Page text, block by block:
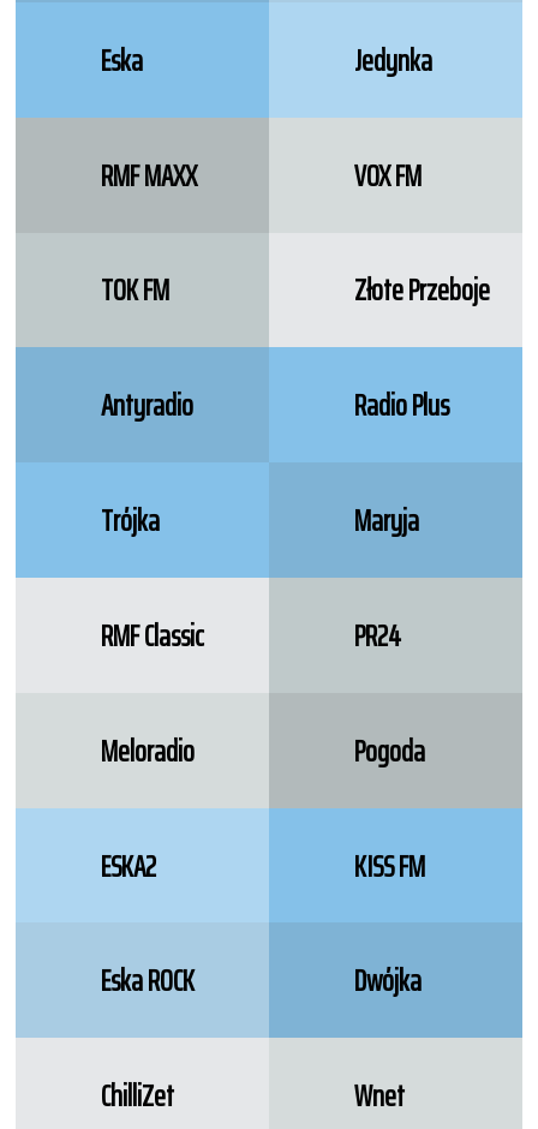
Eska Jedynka
RMF MAXX VOX FM
TOK FM Złote Przeboje
Antyradio Radio Plus
Trójka Maryja
RMF Classic PR24
Meloradio Pogoda
ESKA2 KISS FM
Eska ROCK Dwójka
ChilliZet Wnet